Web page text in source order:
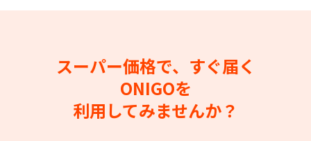
スーパー価格で、すぐ届く
ONIGOを
利用してみませんか？